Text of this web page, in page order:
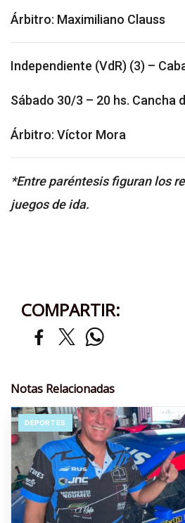
Árbitro: Maximiliano Clauss
Independiente (VdR) (3) –
Sábado 30/3 – 20 hs. Cancha
Árbitro: Víctor Mora
*Entre paréntesis figuran los
juegos de ida.
COMPARTIR:
Notas Relacionadas
DEPORTES